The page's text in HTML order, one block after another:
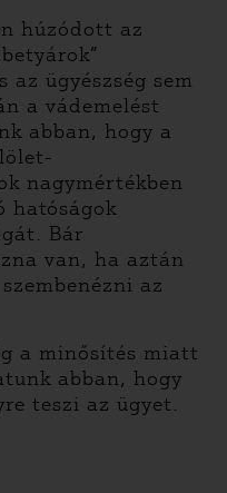
húzódott az
az ügyészség sem
a vádemelést
abban, hogy a
nagymértékben
hatóságok
Bár
van, ha aztán
az
a minősítés miatt
abban, hogy
teszi az ügyet.